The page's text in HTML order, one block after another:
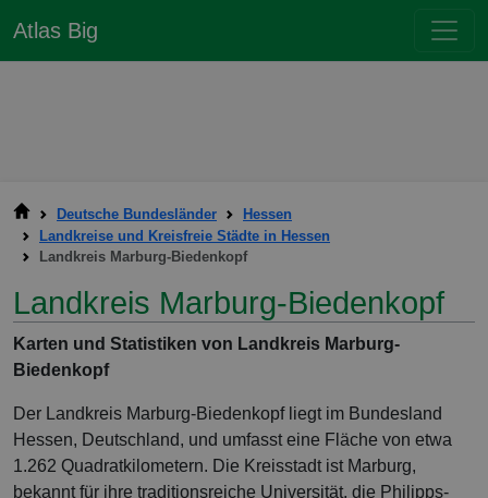
Atlas Big
Deutsche Bundesländer
Hessen
Landkreise und Kreisfreie Städte in Hessen
Landkreis Marburg-Biedenkopf
Landkreis Marburg-Biedenkopf
Karten und Statistiken von Landkreis Marburg-
Biedenkopf
Der Landkreis Marburg-Biedenkopf liegt im Bundesland
Hessen, Deutschland, und umfasst eine Fläche von etwa
1.262 Quadratkilometern. Die Kreisstadt ist Marburg,
bekannt für ihre traditionsreiche Universität, die Philipps-